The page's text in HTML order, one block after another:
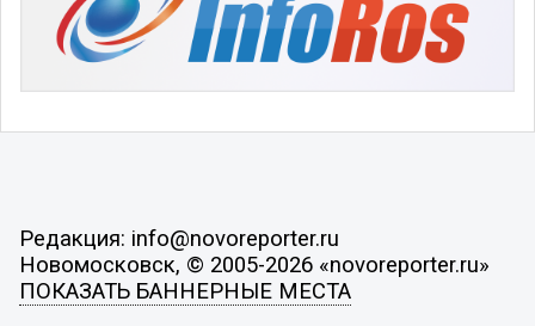
Редакция: info@novoreporter.ru
Новомосковск, © 2005-2026 «novoreporter.ru»
ПОКАЗАТЬ БАННЕРНЫЕ МЕСТА